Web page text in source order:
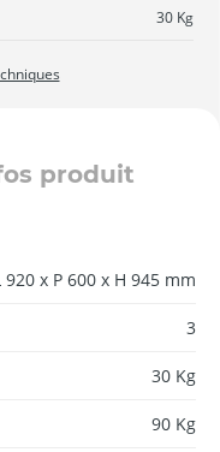
30 Kg
produit
920 x P 600 x H 945 mm
3
30 Kg
90 Kg